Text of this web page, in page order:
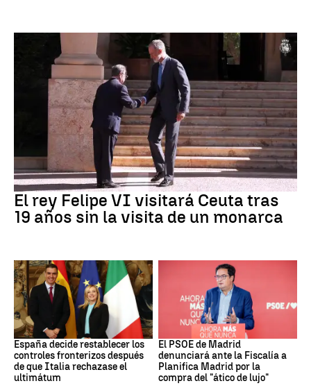
Crisis Migratoria
El rey Felipe VI visitará Ceuta tras
19 años sin la visita de un monarca
CRISIS MIGRATORIA
España decide restablecer los
controles fronterizos después
de que Italia rechazase el
ultimátum
PSOE MADRID
El PSOE de Madrid
denunciará ante la Fiscalía a
Planifica Madrid por la
compra del "ático de lujo"